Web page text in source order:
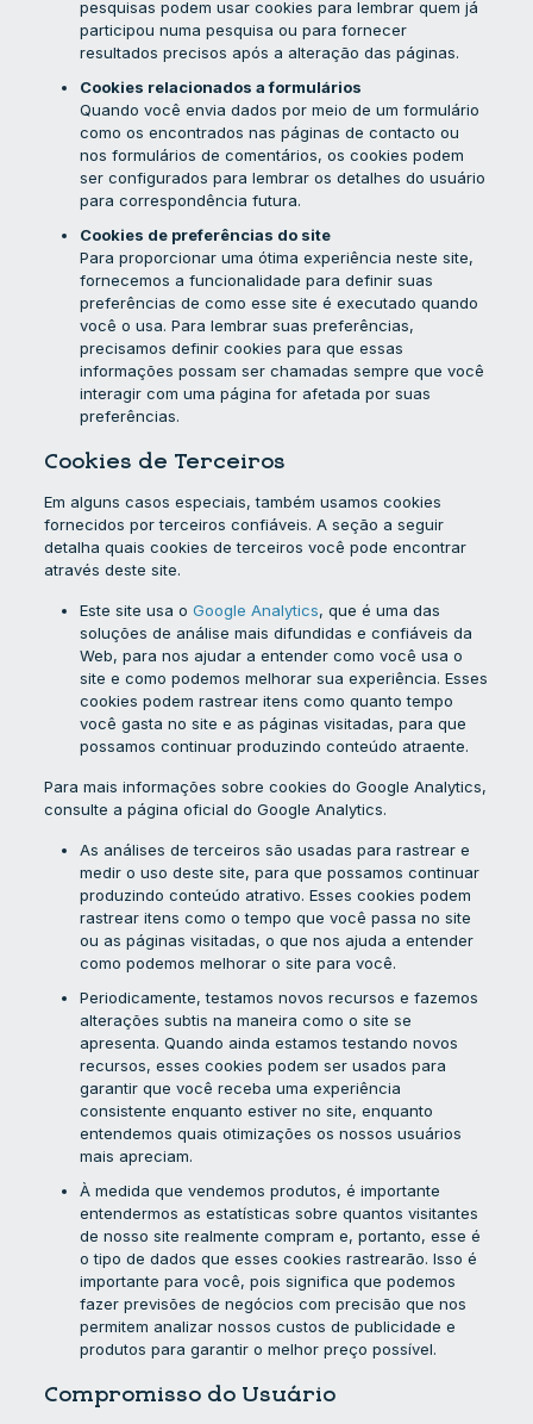
pesquisas podem usar cookies para lembrar quem já
participou numa pesquisa ou para fornecer
resultados precisos após a alteração das páginas.
Cookies relacionados a formulários
Quando você envia dados por meio de um formulário
como os encontrados nas páginas de contacto ou
nos formulários de comentários, os cookies podem
ser configurados para lembrar os detalhes do usuário
para correspondência futura.
Cookies de preferências do site
Para proporcionar uma ótima experiência neste site,
fornecemos a funcionalidade para definir suas
preferências de como esse site é executado quando
você o usa. Para lembrar suas preferências,
precisamos definir cookies para que essas
informações possam ser chamadas sempre que você
interagir com uma página for afetada por suas
preferências.
Cookies de Terceiros
Em alguns casos especiais, também usamos cookies
fornecidos por terceiros confiáveis. A seção a seguir
detalha quais cookies de terceiros você pode encontrar
através deste site.
Este site usa o Google Analytics, que é uma das
soluções de análise mais difundidas e confiáveis ​​da
Web, para nos ajudar a entender como você usa o
site e como podemos melhorar sua experiência. Esses
cookies podem rastrear itens como quanto tempo
você gasta no site e as páginas visitadas, para que
possamos continuar produzindo conteúdo atraente.
Para mais informações sobre cookies do Google Analytics,
consulte a página oficial do Google Analytics.
As análises de terceiros são usadas para rastrear e
medir o uso deste site, para que possamos continuar
produzindo conteúdo atrativo. Esses cookies podem
rastrear itens como o tempo que você passa no site
ou as páginas visitadas, o que nos ajuda a entender
como podemos melhorar o site para você.
Periodicamente, testamos novos recursos e fazemos
alterações subtis na maneira como o site se
apresenta. Quando ainda estamos testando novos
recursos, esses cookies podem ser usados ​​para
garantir que você receba uma experiência
consistente enquanto estiver no site, enquanto
entendemos quais otimizações os nossos usuários
mais apreciam.
À medida que vendemos produtos, é importante
entendermos as estatísticas sobre quantos visitantes
de nosso site realmente compram e, portanto, esse é
o tipo de dados que esses cookies rastrearão. Isso é
importante para você, pois significa que podemos
fazer previsões de negócios com precisão que nos
permitem analizar nossos custos de publicidade e
produtos para garantir o melhor preço possível.
Compromisso do Usuário